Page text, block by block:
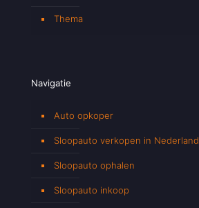
Thema
Navigatie
Auto opkoper
Sloopauto verkopen in Nederland
Sloopauto ophalen
Sloopauto inkoop